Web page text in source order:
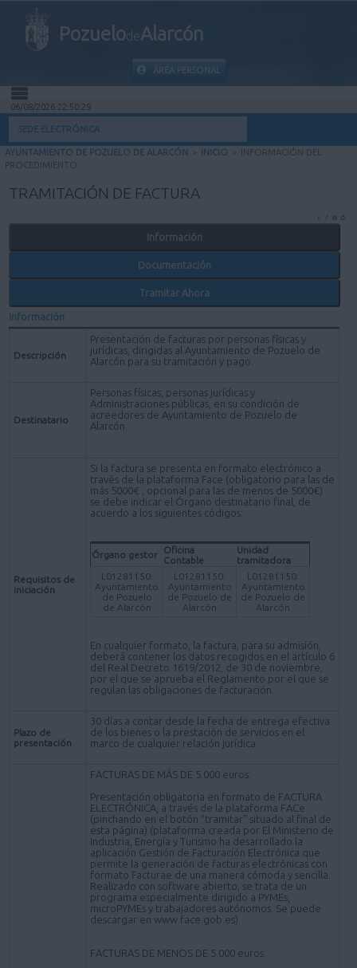
PozuelodeAlarcón
ÁREA PERSONAL
INICIO
INFORMACIÓN PÚBLICA
MI CARPETA
INFORMACIÓN MUNICIPAL
AYUDA
06/08/2026 22:50:29
SEDE ELECTRÓNICA
AYUNTAMIENTO DE POZUELO DE ALARCÓN > INICIO > INFORMACIÓN DEL
PROCEDIMIENTO
TRAMITACIÓN DE FACTURA
Información
Documentación
Tramitar Ahora
Información
Descripción
Presentación de facturas por personas físicas y
jurídicas, dirigidas al Ayuntamiento de Pozuelo de
Alarcón para su tramitación y pago.
Destinatario
Personas físicas, personas jurídicas y
Administraciones públicas, en su condición de
acreedores de Ayuntamiento de Pozuelo de
Alarcón.
Requisitos de
iniciación
Si la factura se presenta en formato electrónico a
través de la plataforma Face (obligatorio para las de
más 5000€ , opcional para las de menos de 5000€)
se debe indicar el Órgano destinatario final, de
acuerdo a los siguientes códigos:
Órgano gestor
Oficina
Contable
Unidad
tramitadora
L01281150:
Ayuntamiento
de Pozuelo
de Alarcón
L01281150:
Ayuntamiento
de Pozuelo de
Alarcón
L01281150:
Ayuntamiento
de Pozuelo de
Alarcón
En cualquier formato, la factura, para su admisión,
deberá contener los datos recogidos en el artículo 6
del Real Decreto 1619/2012, de 30 de noviembre,
por el que se aprueba el Reglamento por el que se
regulan las obligaciones de facturación.
Plazo de
presentación
30 días a contar desde la fecha de entrega efectiva
de los bienes o la prestación de servicios en el
marco de cualquier relación jurídica.
FACTURAS DE MÁS DE 5.000 euros:
Presentación obligatoria en formato de FACTURA
ELECTRÓNICA, a través de la plataforma FACe
(pinchando en el botón "tramitar" situado al final de
esta página) (plataforma creada por El Ministerio de
Industria, Energía y Turismo ha desarrollado la
aplicación Gestión de Facturación Electrónica que
permite la generación de facturas electrónicas con
formato Facturae de una manera cómoda y sencilla.
Realizado con software abierto, se trata de un
programa especialmente dirigido a PYMEs,
microPYMEs y trabajadores autónomos. Se puede
descargar en www.face.gob.es)
FACTURAS DE MENOS DE 5.000 euros: